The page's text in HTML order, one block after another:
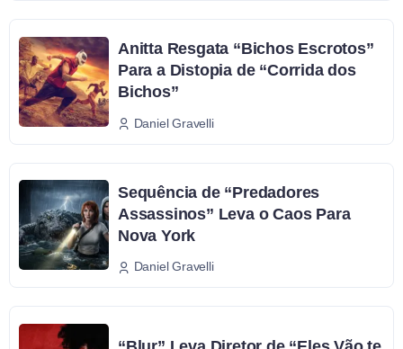
Anitta Resgata “Bichos Escrotos”
Para a Distopia de “Corrida dos
Bichos”
Daniel Gravelli
Sequência de “Predadores
Assassinos” Leva o Caos Para
Nova York
Daniel Gravelli